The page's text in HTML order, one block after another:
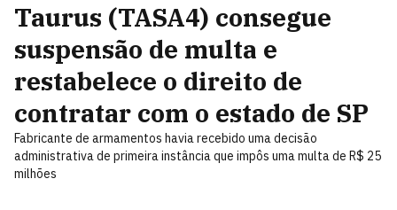
Taurus (TASA4) consegue
suspensão de multa e
restabelece o direito de
contratar com o estado de SP
Fabricante de armamentos havia recebido uma decisão
administrativa de primeira instância que impôs uma multa de R$ 25
milhões